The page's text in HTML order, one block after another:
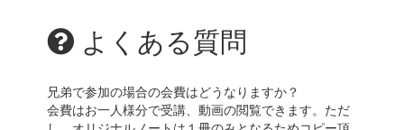
よくある質問
兄弟で参加の場合の会費はどうなりますか？
会費はお一人様分で受講、動画の閲覧できます。ただ